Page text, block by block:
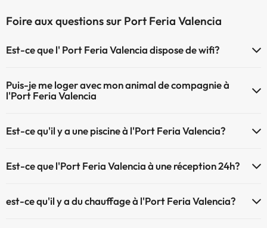
Foire aux questions sur Port Feria Valencia
Est-ce que l' Port Feria Valencia dispose de wifi?
Puis-je me loger avec mon animal de compagnie à
l'Port Feria Valencia
bienvenus (sous demande et de payement à la réception). Consultez
Est-ce qu'il y a une piscine à l'Port Feria Valencia?
plus d'info sur la piscine et d'autres installations.
Est-ce que l'Port Feria Valencia à une réception 24h?
est-ce qu'il y a du chauffage à l'Port Feria Valencia?